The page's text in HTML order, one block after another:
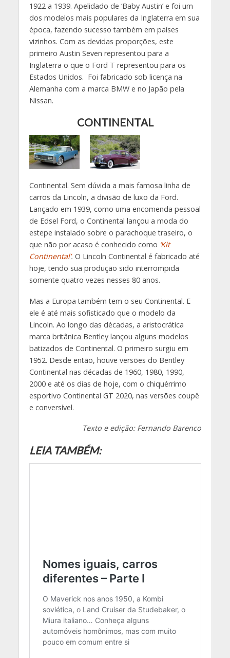
1922 a 1939. Apelidado de ‘Baby Austin’ e foi um
dos modelos mais populares da Inglaterra em sua
época, fazendo sucesso também em países
vizinhos. Com as devidas proporções, este
primeiro Austin Seven representou para a
Inglaterra o que o Ford T representou para os
Estados Unidos. Foi fabricado sob licença na
Alemanha com a marca BMW e no Japão pela
Nissan.
CONTINENTAL
Continental. Sem dúvida a mais famosa linha de
carros da Lincoln, a divisão de luxo da Ford.
Lançado em 1939, como uma encomenda pessoal
de Edsel Ford, o Continental lançou a moda do
estepe instalado sobre o parachoque traseiro, o
que não por acaso é conhecido como ‘Kit
Continental’. O Lincoln Continental é fabricado até
hoje, tendo sua produção sido interrompida
somente quatro vezes nesses 80 anos.
Mas a Europa também tem o seu Continental. E
ele é até mais sofisticado que o modelo da
Lincoln. Ao longo das décadas, a aristocrática
marca britânica Bentley lançou alguns modelos
batizados de Continental. O primeiro surgiu em
1952. Desde então, houve versões do Bentley
Continental nas décadas de 1960, 1980, 1990,
2000 e até os dias de hoje, com o chiquérrimo
esportivo Continental GT 2020, nas versões coupê
e conversível.
Texto e edição: Fernando Barenco
LEIA TAMBÉM: